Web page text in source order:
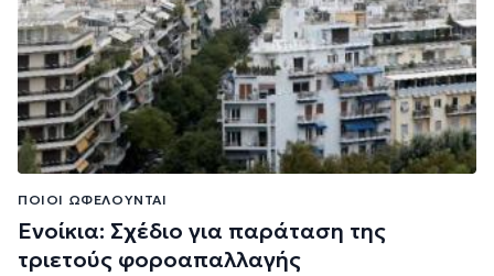
ΠΟΙΟΙ ΩΦΕΛΟΎΝΤΑΙ
Ενοίκια: Σχέδιο για παράταση της
τριετούς φοροαπαλλαγής